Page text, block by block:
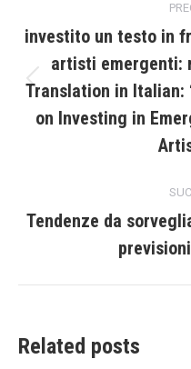
tra
i
post
investito un testo in
artisti
Translation in Italian:
on Investing in
Tendenze da
Related posts